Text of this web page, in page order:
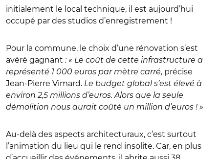
initialement le local technique, il est aujourd’hui
occupé par des studios d’enregistrement !
Pour la commune, le choix d’une rénovation s’est
avéré gagnant : « Le coût de cette infrastructure a
représenté 1 000 euros par mètre carré, précise
Jean-Pierre Vimard. Le budget global s’est élevé à
environ 2,5 millions d’euros. Alors que la seule
démolition nous aurait coûté un million d’euros ! »
Au-delà des aspects architecturaux, c’est surtout
l’animation du lieu qui le rend insolite. Car, en plus